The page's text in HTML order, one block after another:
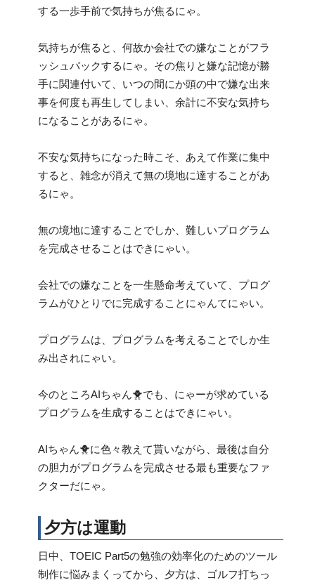
する一歩手前で気持ちが焦るにゃ。
気持ちが焦ると、何故か会社での嫌なことがフラ
ッシュバックするにゃ。その焦りと嫌な記憶が勝
手に関連付いて、いつの間にか頭の中で嫌な出来
事を何度も再生してしまい、余計に不安な気持ち
になることがあるにゃ。
不安な気持ちになった時こそ、あえて作業に集中
すると、雑念が消えて無の境地に達することがあ
るにゃ。
無の境地に達することでしか、難しいプログラム
を完成させることはできにゃい。
会社での嫌なことを一生懸命考えていて、プログ
ラムがひとりでに完成することにゃんてにゃい。
プログラムは、プログラムを考えることでしか生
み出されにゃい。
今のところAIちゃん🐥でも、にゃーが求めている
プログラムを生成することはできにゃい。
AIちゃん🐥に色々教えて貰いながら、最後は自分
の胆力がプログラムを完成させる最も重要なファ
クターだにゃ。
夕方は運動
日中、TOEIC Part5の勉強の効率化のためのツール
制作に悩みまくってから、夕方は、ゴルフ打ちっ